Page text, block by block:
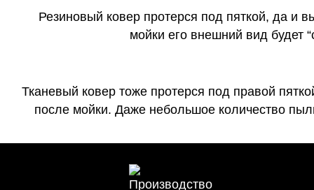
Резиновый ковер протерся под пяткой, да и
мойки его внешний вид будет
Тканевый ковер тоже протерся под правой
после мойки. Даже небольшое количество